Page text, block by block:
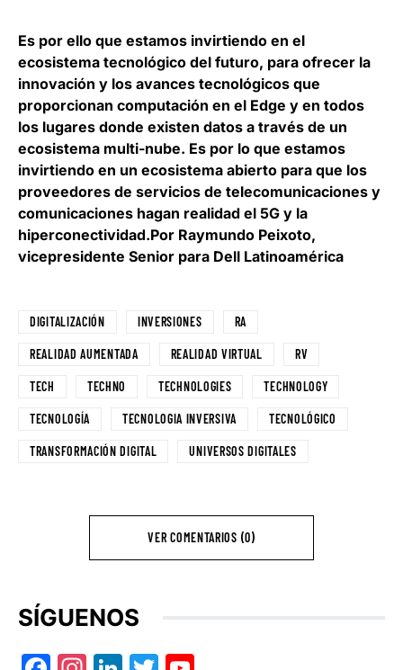
Es por ello que estamos invirtiendo en el
ecosistema tecnológico del futuro, para ofrecer la
innovación y los avances tecnológicos que
proporcionan computación en el Edge y en todos
los lugares donde existen datos a través de un
ecosistema multi-nube. Es por lo que estamos
invirtiendo en un ecosistema abierto para que los
proveedores de servicios de telecomunicaciones y
comunicaciones hagan realidad el 5G y la
hiperconectividad.Por Raymundo Peixoto,
vicepresidente Senior para Dell Latinoamérica
DIGITALIZACIÓN INVERSIONES RA
REALIDAD AUMENTADA REALIDAD VIRTUAL RV
TECH TECHNO TECHNOLOGIES TECHNOLOGY
TECNOLOGÍA TECNOLOGIA INVERSIVA TECNOLÓGICO
TRANSFORMACIÓN DIGITAL UNIVERSOS DIGITALES
VER COMENTARIOS (0)
SÍGUENOS